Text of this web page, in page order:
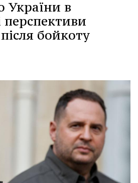
України в
перспективи
бойкоту